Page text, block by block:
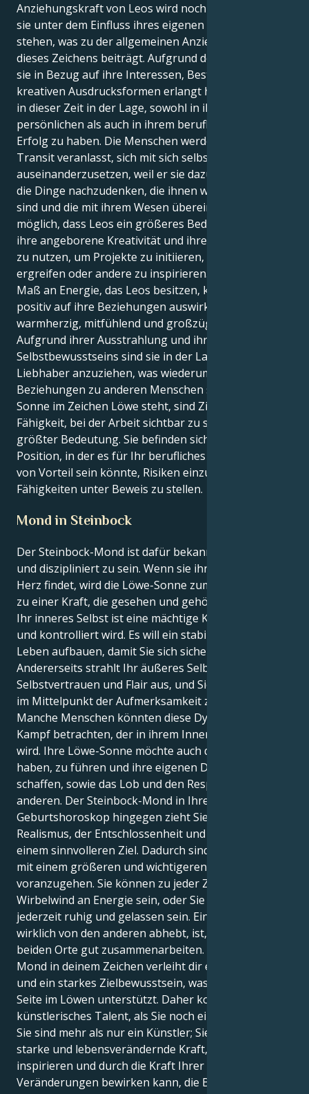
Anziehungskraft von Leos wird noch verstärkt, wenn
sie unter dem Einfluss ihres eigenen Sonnenzeichens
stehen, was zu der allgemeinen Anziehungskraft
dieses Zeichens beiträgt. Aufgrund der Klarheit, die
sie in Bezug auf ihre Interessen, Bestrebungen und
kreativen Ausdrucksformen erlangt haben, sind Leos
in dieser Zeit in der Lage, sowohl in ihrem
persönlichen als auch in ihrem beruflichen Leben
Erfolg zu haben. Die Menschen werden durch diesen
Transit veranlasst, sich mit sich selbst
auseinanderzusetzen, weil er sie dazu bringt, über
die Dinge nachzudenken, die ihnen wirklich wichtig
sind und die mit ihrem Wesen übereinstimmen. Es ist
möglich, dass Leos ein größeres Bedürfnis haben,
ihre angeborene Kreativität und ihren Enthusiasmus
zu nutzen, um Projekte zu initiieren, die Initiative zu
ergreifen oder andere zu inspirieren. Das erhöhte
Maß an Energie, das Leos besitzen, könnte sich
positiv auf ihre Beziehungen auswirken, da sie stets
warmherzig, mitfühlend und großzügig sind.
Aufgrund ihrer Ausstrahlung und ihres
Selbstbewusstseins sind sie in der Lage, Freunde und
Liebhaber anzuziehen, was wiederum ihre
Beziehungen zu anderen Menschen stärkt. Wenn die
Sonne im Zeichen Löwe steht, sind Ziele und die
Fähigkeit, bei der Arbeit sichtbar zu sein, von
größter Bedeutung. Sie befinden sich jetzt in einer
Position, in der es für Ihr berufliches Fortkommen
von Vorteil sein könnte, Risiken einzugehen und Ihre
Fähigkeiten unter Beweis zu stellen.
Mond in Steinbock
Der Steinbock-Mond ist dafür bekannt, ehrgeizig
und diszipliniert zu sein. Wenn sie ihr emotionales
Herz findet, wird die Löwe-Sonne zum Darsteller und
zu einer Kraft, die gesehen und gehört werden muss.
Ihr inneres Selbst ist eine mächtige Kraft, die geplant
und kontrolliert wird. Es will ein stabiles und sicheres
Leben aufbauen, damit Sie sich sicher fühlen können.
Andererseits strahlt Ihr äußeres Selbst
Selbstvertrauen und Flair aus, und Sie genießen es,
im Mittelpunkt der Aufmerksamkeit zu stehen.
Manche Menschen könnten diese Dynamik als einen
Kampf betrachten, der in ihrem Inneren nie enden
wird. Ihre Löwe-Sonne möchte auch die Freiheit
haben, zu führen und ihre eigenen Dinge zu
schaffen, sowie das Lob und den Respekt der
anderen. Der Steinbock-Mond in Ihrem
Geburtshoroskop hingegen zieht Sie in eine Welt des
Realismus, der Entschlossenheit und der Suche nach
einem sinnvolleren Ziel. Dadurch sind Sie in der Lage,
mit einem größeren und wichtigeren Ziel
voranzugehen. Sie können zu jeder Zeit ein wahrer
Wirbelwind an Energie sein, oder Sie können
jederzeit ruhig und gelassen sein. Eine Sache, die dich
wirklich von den anderen abhebt, ist, dass diese
beiden Orte gut zusammenarbeiten. Der Steinbock-
Mond in deinem Zeichen verleiht dir eine klare Vision
und ein starkes Zielbewusstsein, was deine kreative
Seite im Löwen unterstützt. Daher kommt Ihr
künstlerisches Talent, als Sie noch ein Löwe waren.
Sie sind mehr als nur ein Künstler; Sie sind eine
starke und lebensverändernde Kraft, die andere
inspirieren und durch die Kraft Ihrer Darbietung
Veränderungen bewirken kann, die Bestand haben.